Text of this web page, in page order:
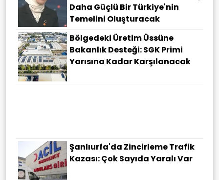
Daha Güçlü Bir Türkiye'nin
Temelini Oluşturacak
Bölgedeki Üretim Üssüne
Bakanlık Desteği: SGK Primi
Yarısına Kadar Karşılanacak
Şanlıurfa'da Zincirleme Trafik
Kazası: Çok Sayıda Yaralı Var